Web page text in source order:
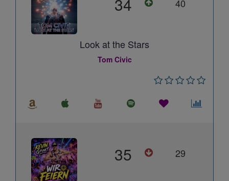
40
Look at the Stars
Tom Civic
35 29